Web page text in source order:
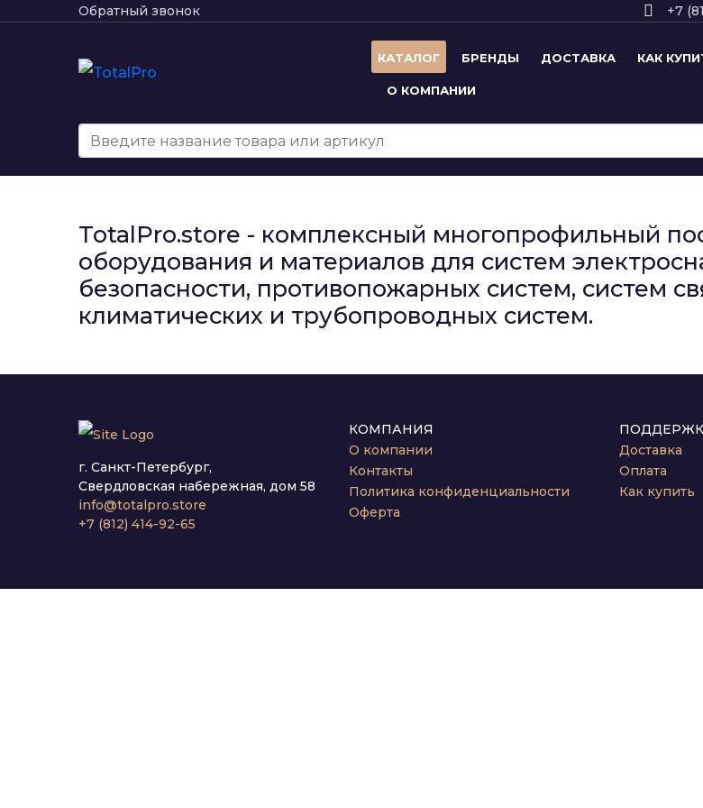
Обратный звонок +7
КАТАЛОГ БРЕНДЫ ДОСТАВКА КАК
О КОМПАНИИ
TotalPro.store - комплексный многопрофильный
оборудования и материалов для систем
безопасности, противопожарных систем, систем
климатических и трубопроводных систем.
г. Санкт-Петербург,
Свердловская набережная, дом 58
info@totalpro.store
+7 (812) 414-92-65
КОМПАНИЯ
О компании
Контакты
Политика конфиденциальности
Оферта
Доставка
Оплата
Как купить